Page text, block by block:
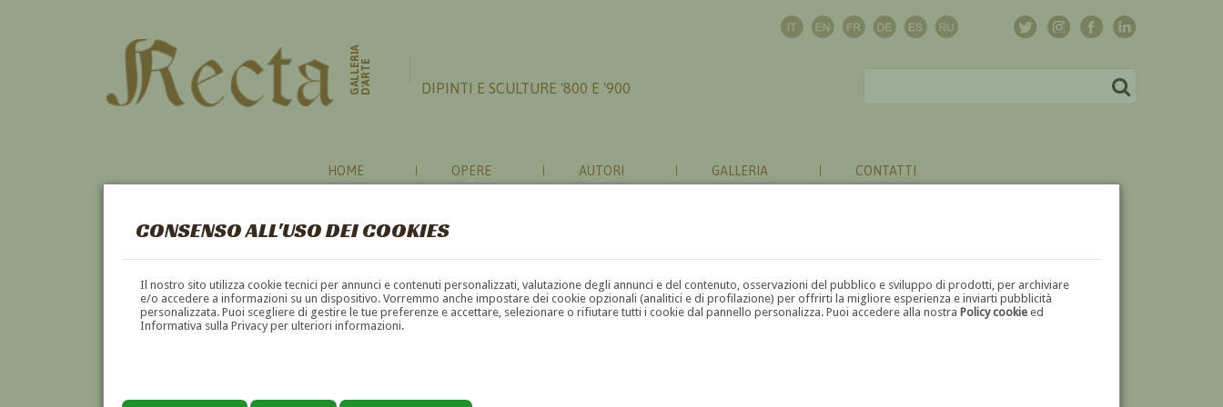
CONSENSO ALL'USO DEI COOKIES
Il nostro sito utilizza cookie tecnici per annunci e contenuti personalizzati, valutazione degli annunci e del contenuto, osservazioni del pubblico e sviluppo di prodotti, per archiviare
e/o accedere a informazioni su un dispositivo. Vorremmo anche impostare dei cookie opzionali (analitici e di profilazione) per offrirti la migliore esperienza e inviarti pubblicità
personalizzata. Puoi scegliere di gestire le tue preferenze e accettare, selezionare o rifiutare tutti i cookie dal pannello personalizza. Puoi accedere alla nostraPolicy cookie ed
Informativa sulla Privacy per ulteriori informazioni.
GALLERIAD'ARTE DIPINTI E SCULTURE '800 E '900
HOME OPERE AUTORI GALLERIA CONTATTI
NIZZA
A B C D E F G H I J K L M N O P Q R S T U V W X Y Z ⬅